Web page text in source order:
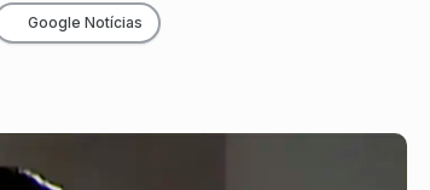
Google Notícias